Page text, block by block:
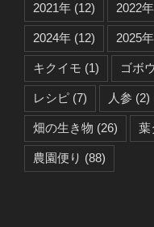
り
2021年 (12) 2022年
2024年 (12) 2025年
キクイモ (1) ゴボウ
レシピ (7) 人参 (2)
畑の生き物 (26) 葉
農園便り (88)